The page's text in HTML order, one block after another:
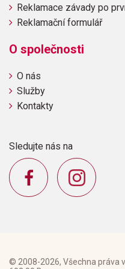
Reklamace závady po
Reklamační formulář
O společnosti
O nás
Služby
Kontakty
Sledujte nás na
© 2008-2026, Všechna práva